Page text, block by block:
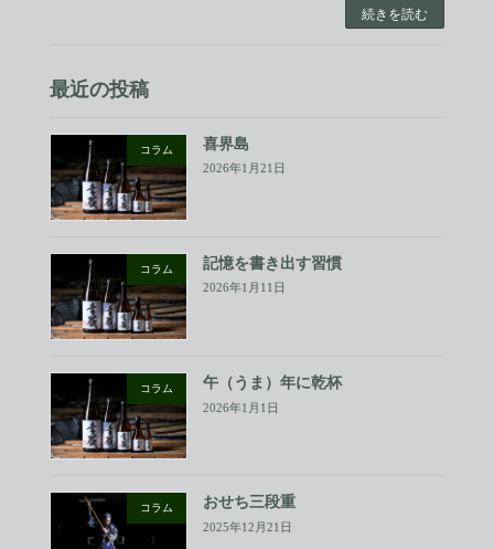
続きを読む
最近の投稿
コラム 喜界島
2026年1月21日
コラム 記憶を書き出す習慣
2026年1月11日
コラム 午（うま）年に乾杯
2026年1月1日
コラム おせち三段重
2025年12月21日